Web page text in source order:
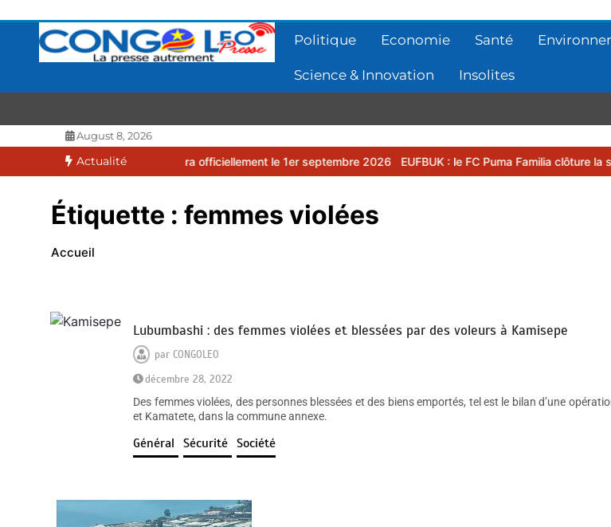
contenu
Politique Economie Santé
Science & Innovation Insolites
CONGOLEO
La presse autrement
August 8, 2026
Actualité
2027 débutera officiellement le 1er septembre 2026 EUFBUK : le FC Puma Familia clôture la saison 2025-
Étiquette : femmes violées
Accueil
Lubumbashi : des femmes violées et blessées par des voleurs à Kamisepe
parCONGOLEO
décembre 28, 2022
Des femmes violées, des personnes blessées et des biens emportés, tel est le bilan d’une
et Kamatete, dans la commune annexe.
Général Sécurité Société